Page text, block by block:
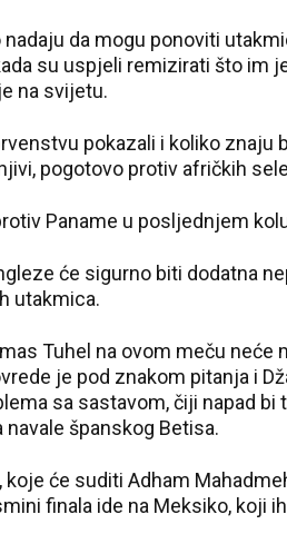
da mogu ponoviti
su uspjeli remizirati što im
na svijetu.
pokazali i koliko znaju
pogotovo protiv afričkih
Paname u posljednjem
će sigurno biti dodatna
utakmica.
Tuhel na ovom meču neće
je pod znakom pitanja i
sa sastavom, čiji napad
navale španskog Betisa.
koje će suditi Adham
finala ide na Meksiko, koji